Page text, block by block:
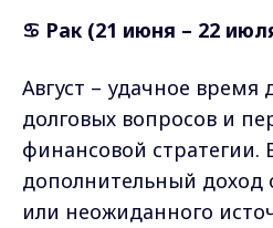
♋ Рак (21 июня – 22
Август – удачное время
долговых вопросов и
финансовой стратегии.
дополнительный доход
или неожиданного